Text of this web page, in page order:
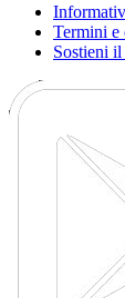
Termini
Sostieni